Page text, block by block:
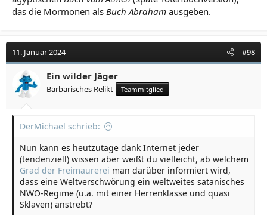
das die Mormonen als Buch Abraham ausgeben.
11. Januar 2024 #98
Ein wilder Jäger
Barbarisches Relikt Teammitglied
DerMichael schrieb:
Nun kann es heutzutage dank Internet jeder
(tendenziell) wissen aber weißt du vielleicht, ab welchem
Grad der Freimaurerei man darüber informiert wird,
dass eine Weltverschwörung ein weltweites satanisches
NWO-Regime (u.a. mit einer Herrenklasse und quasi
Sklaven) anstrebt?